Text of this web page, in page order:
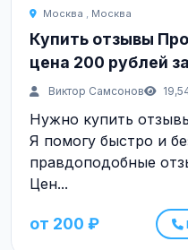
Москва , Москва
Купить отзывы
цена 200 рублей
Виктор Самсонов
Нужно купить
Я помогу быстро и
правдоподобные
Цен...
от 200 ₽